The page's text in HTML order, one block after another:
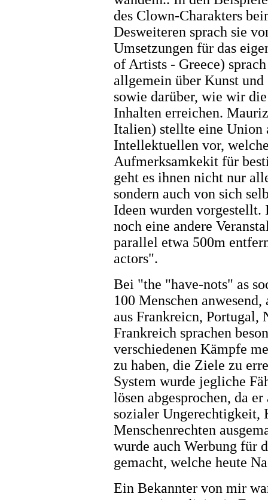
des Clown-Charakters
Desweiteren sprach sie
Umsetzungen für das
of Artists - Greece)
allgemein über Kunst
sowie darüber, wie wir
Inhalten erreichen.
Italien) stellte eine Union
Intellektuellen vor,
Aufmerksamkekit für
geht es ihnen nicht nur
sondern auch von sich
Ideen wurden vorgestellt.
noch eine andere
parallel etwa 500m
actors".
Bei "the "have-nots" as
100 Menschen
aus Frankreicn, Portugal,
Frankreich sprachen
verschiedenen Kämpfe
zu haben, die Ziele zu
System wurde jegliche
lösen abgesprochen, da
sozialer Ungerechtigkeit,
Menschenrechten
wurde auch Werbung für
gemacht, welche heute
Ein Bekannter von mir